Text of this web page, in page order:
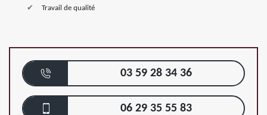
Travail de qualité
03 59 28 34 36
06 29 35 55 83